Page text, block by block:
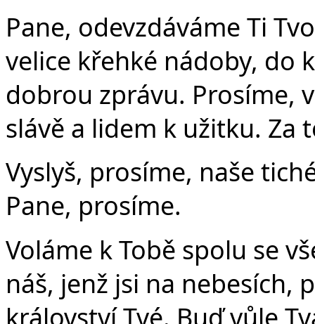
Pane, odevzdáváme Ti
velice křehké nádoby, do
dobrou zprávu. Prosíme,
slávě a lidem k užitku. Za
Vyslyš, prosíme, naše
Pane, prosíme.
Voláme k Tobě spolu se
náš, jenž jsi na nebesích,
království Tvé. Buď vůle